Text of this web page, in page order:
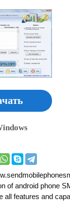
of android phone
all features and